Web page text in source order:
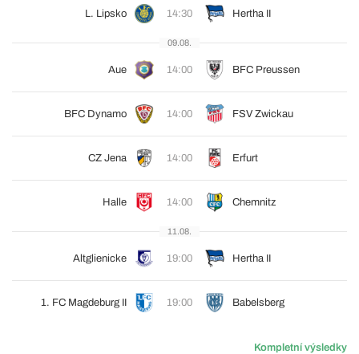
L. Lipsko 14:30 Hertha II
09.08.
Aue 14:00 BFC Preussen
BFC Dynamo 14:00 FSV Zwickau
CZ Jena 14:00 Erfurt
Halle 14:00 Chemnitz
11.08.
Altglienicke 19:00 Hertha II
1. FC Magdeburg II 19:00 Babelsberg
Kompletní výsledky